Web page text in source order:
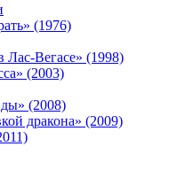
(1976)
Лас-Вегасе» (1998)
(2003)
(2008)
дракона» (2009)